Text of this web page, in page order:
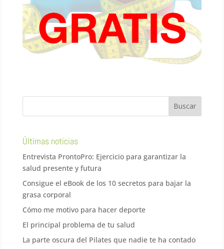
Últimas noticias
Entrevista ProntoPro: Ejercicio para garantizar la
salud presente y futura
Consigue el eBook de los 10 secretos para bajar la
grasa corporal
Cómo me motivo para hacer deporte
El principal problema de tu salud
La parte oscura del Pilates que nadie te ha contado